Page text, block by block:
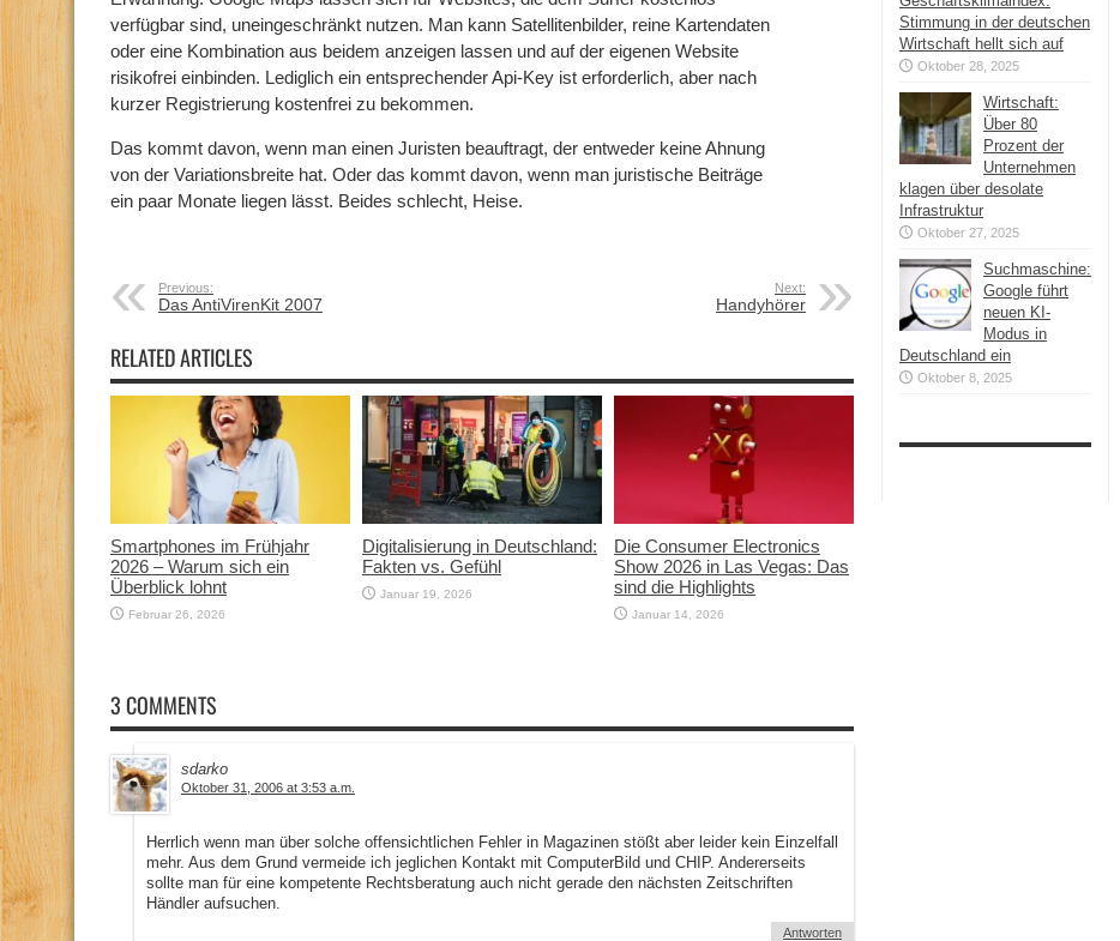
verfügbar sind, uneingeschränkt nutzen. Man kann Satellitenbilder, reine Kartendaten
oder eine Kombination aus beidem anzeigen lassen und auf der eigenen Website
risikofrei einbinden. Lediglich ein entsprechender Api-Key ist erforderlich, aber nach
kurzer Registrierung kostenfrei zu bekommen.
Das kommt davon, wenn man einen Juristen beauftragt, der entweder keine Ahnung
von der Variationsbreite hat. Oder das kommt davon, wenn man juristische Beiträge
ein paar Monate liegen lässt. Beides schlecht, Heise.
Previous:
Das AntiVirenKit 2007
Next:
Handyhörer
RELATED ARTICLES
Smartphones im Frühjahr
2026 – Warum sich ein
Überblick lohnt
Februar 26, 2026
Digitalisierung in Deutschland:
Fakten vs. Gefühl
Januar 19, 2026
Die Consumer Electronics
Show 2026 in Las Vegas: Das
sind die Highlights
Januar 14, 2026
3 COMMENTS
sdarko
Oktober 31, 2006 at 3:53 a.m.
Herrlich wenn man über solche offensichtlichen Fehler in Magazinen stößt aber leider kein Einzelfall
mehr. Aus dem Grund vermeide ich jeglichen Kontakt mit ComputerBild und CHIP. Andererseits
sollte man für eine kompetente Rechtsberatung auch nicht gerade den nächsten Zeitschriften
Händler aufsuchen.
Antworten
Stimmung in der deutschen
Wirtschaft hellt sich auf
Oktober 28, 2025
Wirtschaft:
Über 80
Prozent der
Unternehmen
klagen über desolate
Infrastruktur
Oktober 27, 2025
Suchmaschine:
Google führt
neuen KI-
Modus in
Deutschland ein
Oktober 8, 2025